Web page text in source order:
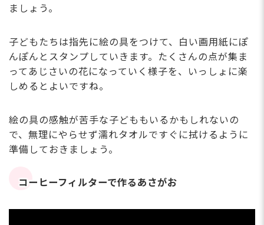
ましょう。
子どもたちは指先に絵の具をつけて、白い画用紙にぽ
んぽんとスタンプしていきます。たくさんの点が集ま
ってあじさいの花になっていく様子を、いっしょに楽
しめるとよいですね。
絵の具の感触が苦手な子どももいるかもしれないの
で、無理にやらせず濡れタオルですぐに拭けるように
準備しておきましょう。
コーヒーフィルターで作るあさがお